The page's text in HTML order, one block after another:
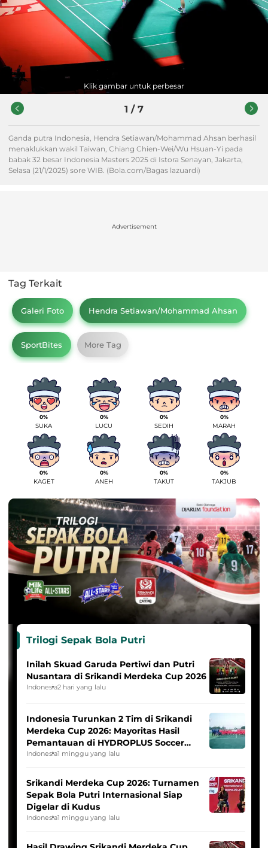
Klik gambar untuk perbesar
1 / 7
Ganda putra Indonesia, Hendra Setiawan/Mohammad Ahsan berhasil
menaklukkan wakil Taiwan, Chiang Chien-Wei/Wu Hsuan-Yi pada
babak 32 besar Indonesia Masters 2025 di Istora Senayan, Jakarta,
Selasa (21/1/2025) sore WIB. (Bola.com/Bagas lazuardi)
Advertisement
Tag Terkait
Galeri Foto Hendra Setiawan/Mohammad Ahsan
SportBites More Tag
0%
SUKA
0%
LUCU
0%
SEDIH
0%
MARAH
0%
KAGET
0%
ANEH
0%
TAKUT
0%
TAKJUB
Trilogi Sepak Bola Putri
Inilah Skuad Garuda Pertiwi dan Putri
Nusantara di Srikandi Merdeka Cup 2026
Indonesia2 hari yang lalu
Indonesia Turunkan 2 Tim di Srikandi
Merdeka Cup 2026: Mayoritas Hasil
Pemantauan di HYDROPLUS Soccer
League
Indonesia1 minggu yang lalu
Srikandi Merdeka Cup 2026: Turnamen
Sepak Bola Putri Internasional Siap
Digelar di Kudus
Indonesia1 minggu yang lalu